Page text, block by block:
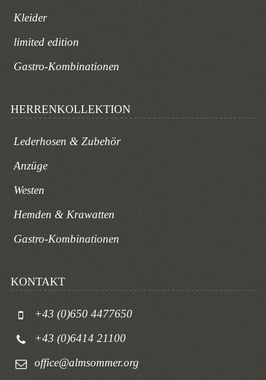
Kleider
limited edition
Gastro-Kombinationen
HERRENKOLLEKTION
Lederhosen & Zubehör
Anzüge
Westen
Hemden & Krawatten
Gastro-Kombinationen
KONTAKT
+43 (0)650 4477650
+43 (0)6414 21100
office@almsommer.org